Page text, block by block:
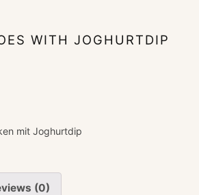
WITH JOGHURTDIP
mit Joghurtdip
(0)